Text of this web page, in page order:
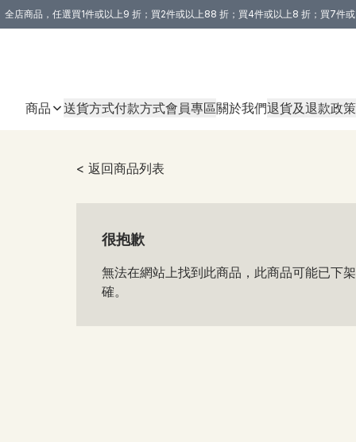
全店商品，任選買1件或以上9 折；買2件或以上88 折；買4件或以上8 折；買7件
商品 送貨方式付款方式會員專區關於我們退貨及退款政策
< 返回商品列表
很抱歉
無法在網站上找到此商品，此商品可能已下
確。